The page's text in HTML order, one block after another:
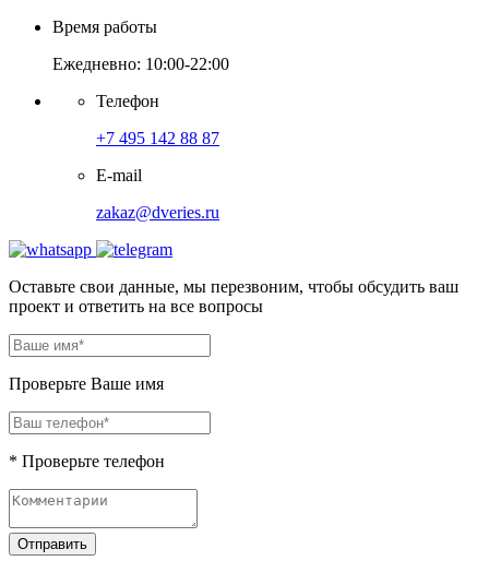
Время работы
Ежедневно: 10:00-22:00
Телефон
+7 495 142 88 87
E-mail
zakaz@dveries.ru
Оставьте свои данные, мы перезвоним, чтобы обсудить ваш
проект и ответить на все вопросы
Проверьте Ваше имя
* Проверьте телефон
Отправить